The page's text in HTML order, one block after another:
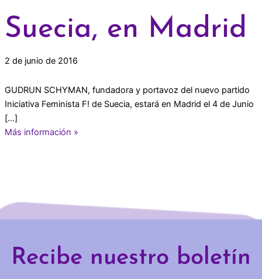
Suecia, en Madrid
2 de junio de 2016
GUDRUN SCHYMAN, fundadora y portavoz del nuevo partido
Iniciativa Feminista F! de Suecia, estará en Madrid el 4 de Junio
[…]
Más información »
Recibe nuestro boletín